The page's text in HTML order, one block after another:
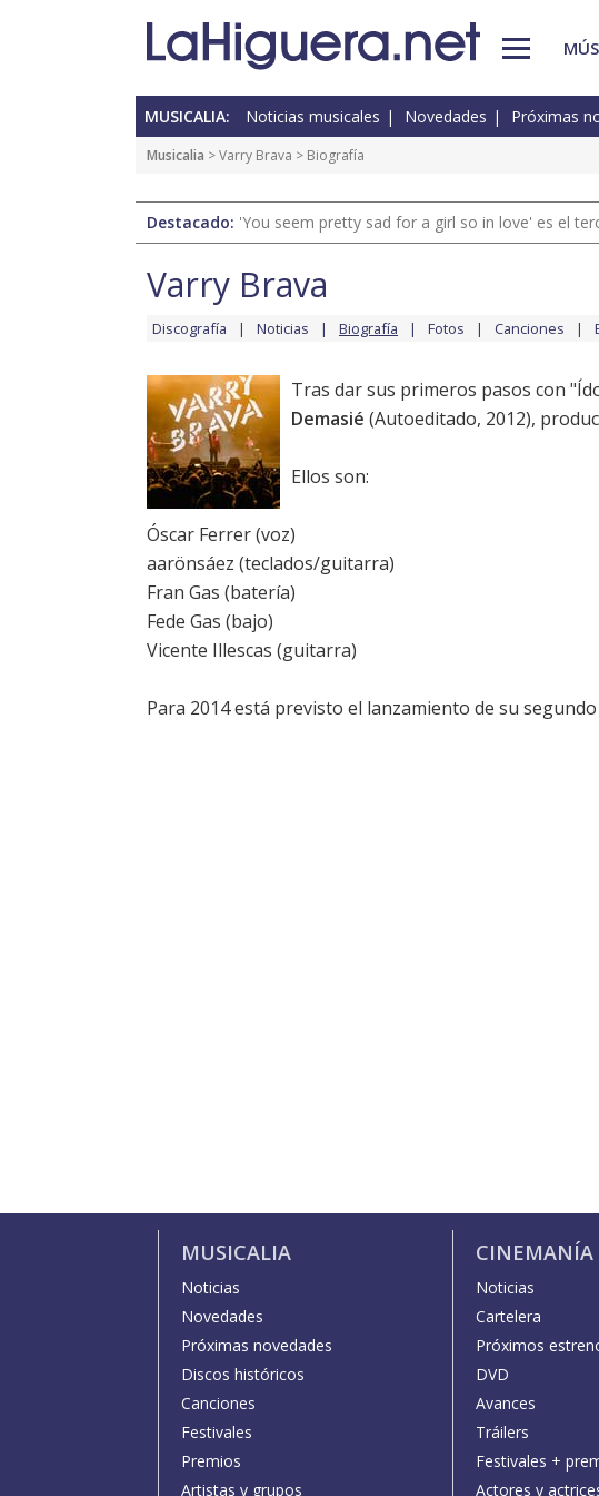
MUSICALIA: Noticias musicales Novedades Próximas
Musicalia >Varry Brava > Biografía
Destacado: 'You seem pretty sad for a girl so in love' es el
Varry Brava
Discografía Noticias Biografía Fotos Canciones
Tras dar sus primeros pasos con
Demasié (Autoeditado, 2012),
Ellos son:
Óscar Ferrer (voz)
aarönsáez (teclados/guitarra)
Fran Gas (batería)
Fede Gas (bajo)
Vicente Illescas (guitarra)
Para 2014 está previsto el lanzamiento de su segundo
MUSICALIA
Noticias
Novedades
Próximas novedades
Discos históricos
Canciones
Festivales
Premios
Artistas y grupos
CINEMANÍA
Noticias
Cartelera
Próximos
DVD
Avances
Tráilers
Festivales +
Actores y